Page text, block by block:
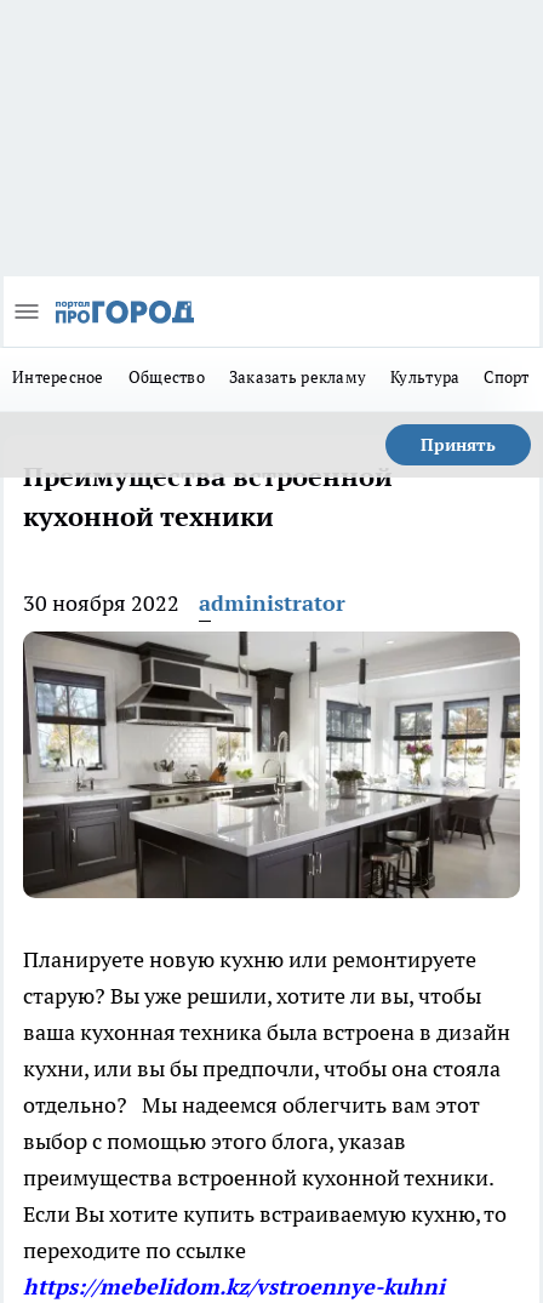
Интересное Общество Заказать рекламу Культура Спорт
Принять
Преимущества встроенной
кухонной техники
30 ноября 2022 administrator
Планируете новую кухню или ремонтируете
старую? Вы уже решили, хотите ли вы, чтобы
ваша кухонная техника была встроена в дизайн
кухни, или вы бы предпочли, чтобы она стояла
отдельно? Мы надеемся облегчить вам этот
выбор с помощью этого блога, указав
преимущества встроенной кухонной техники.
Если Вы хотите купить встраиваемую кухню, то
переходите по ссылке
https://mebelidom.kz/vstroennye-kuhni